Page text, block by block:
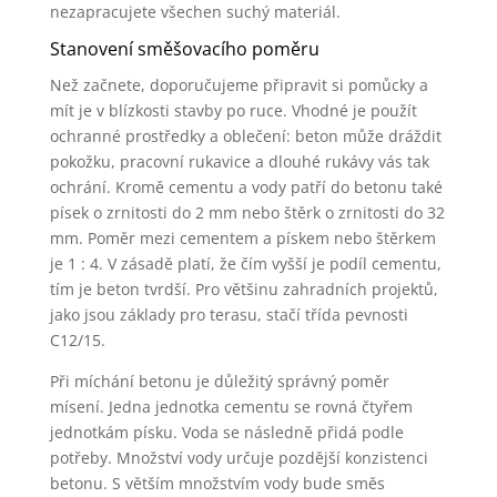
nezapracujete všechen suchý materiál.
Stanovení směšovacího poměru
Než začnete, doporučujeme připravit si pomůcky a
mít je v blízkosti stavby po ruce. Vhodné je použít
ochranné prostředky a oblečení: beton může dráždit
pokožku, pracovní rukavice a dlouhé rukávy vás tak
ochrání. Kromě cementu a vody patří do betonu také
písek o zrnitosti do 2 mm nebo štěrk o zrnitosti do 32
mm. Poměr mezi cementem a pískem nebo štěrkem
je 1 : 4. V zásadě platí, že čím vyšší je podíl cementu,
tím je beton tvrdší. Pro většinu zahradních projektů,
jako jsou základy pro terasu, stačí třída pevnosti
C12/15.
Při míchání betonu je důležitý správný poměr
mísení. Jedna jednotka cementu se rovná čtyřem
jednotkám písku. Voda se následně přidá podle
potřeby. Množství vody určuje pozdější konzistenci
betonu. S větším množstvím vody bude směs